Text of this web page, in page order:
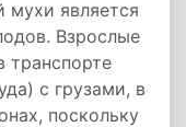
мухи является
Взрослые
транспорте
с грузами, в
поскольку